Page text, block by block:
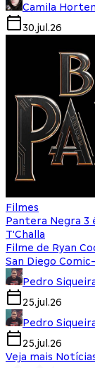
Camila
30.jul.26
Filmes
Pantera Negra 3
T'Challa
Filme de Ryan
San Diego
Pedro
25.jul.26
Pedro
25.jul.26
Veja mais